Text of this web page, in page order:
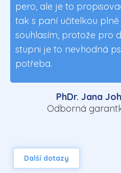
pero, ale je to
tak s paní učitelkou plně
souhlasím, protože pro
stupni je to nevhodná
potřeba.
PhDr. Jana
Odborná
Další dotazy